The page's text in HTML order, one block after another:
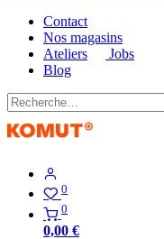
Contact
Nos magasins
Ateliers
Jobs
Blog
0
0
0,00 €